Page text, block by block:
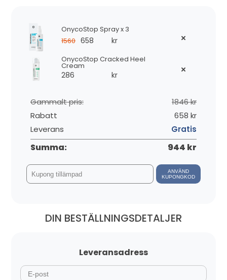
OnycoStop Spray x 3
1560 658 kr
OnycoStop Cracked Heel
Cream
286 kr
Gammalt pris:
1846 kr
Rabatt
658 kr
Leverans
Gratis
Summa: 944 kr
ANVÄND
KUPONGKOD
DIN BESTÄLLNINGSDETALJER
Leveransadress